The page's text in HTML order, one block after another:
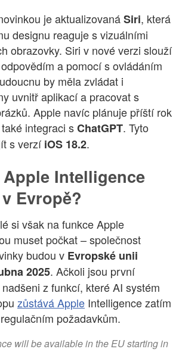
je aktualizovanáSiri, která
designu reaguje s vizuálními
obrazovky. Siri v nové verzi slouží
a pomocí s ovládáním
by měla zvládat i
uvnitř aplikací a pracovat s
Apple navíc plánuje příští rok
integraci sChatGPT. Tyto
s verzíiOS 18.2.
Intelligence
Evropě?
si však na funkce Apple
muset počkat – společnost
budou v Evropské unii
2025. Ačkoli jsou první
z funkcí, které AI systém
zůstává Apple Intelligence zatím
požadavkům.
will be available in the EU starting in